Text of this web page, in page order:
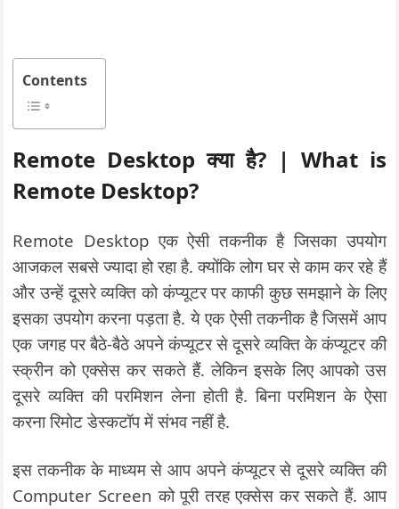
Contents
Remote Desktop क्या है? | What is
Remote Desktop?
Remote Desktop एक ऐसी तकनीक है जिसका उपयोग
आजकल सबसे ज्यादा हो रहा है. क्योंकि लोग घर से काम कर रहे हैं
और उन्हें दूसरे व्यक्ति को कंप्यूटर पर काफी कुछ समझाने के लिए
इसका उपयोग करना पड़ता है. ये एक ऐसी तकनीक है जिसमें आप
एक जगह पर बैठे-बैठे अपने कंप्यूटर से दूसरे व्यक्ति के कंप्यूटर की
स्क्रीन को एक्सेस कर सकते हैं. लेकिन इसके लिए आपको उस
दूसरे व्यक्ति की परमिशन लेना होती है. बिना परमिशन के ऐसा
करना रिमोट डेस्कटॉप में संभव नहीं है.
इस तकनीक के माध्यम से आप अपने कंप्यूटर से दूसरे व्यक्ति की
Computer Screen को पूरी तरह एक्सेस कर सकते हैं. आप